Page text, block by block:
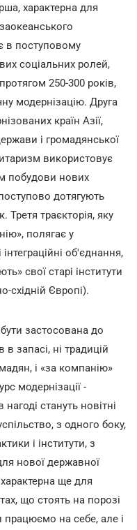
характерна для
в поступовому
соціальних ролей,
250-300 років,
модернізацію. Друга
країн Азії,
і громадянської
використовує
побудови нових
дотягують
Третя траєкторія, яку
полягає у
об'єднання,
свої старі інститути
східній Європі).
застосована до
запасі, ні традицій
і «за компанію»
модернізації -
стануть новітні
з одного боку,
і інститути, з
нової державної
ще для
що стоять на порозі
працюємо на себе, але і